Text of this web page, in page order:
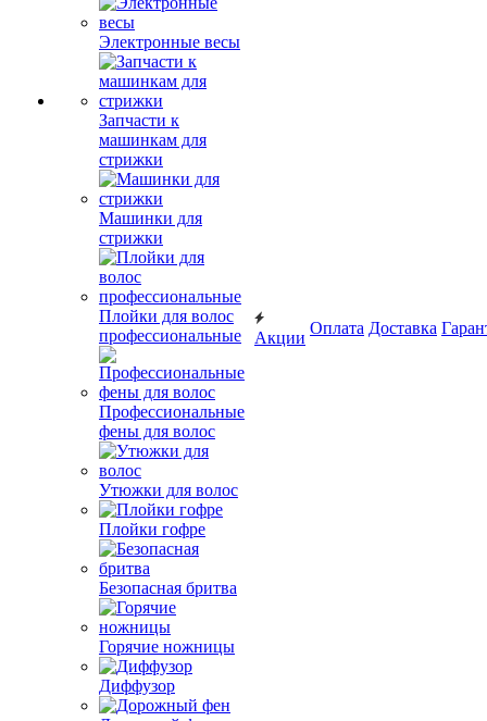
Электронные весы
Запчасти к
машинкам для
стрижки
Машинки для
стрижки
Плойки для волос
профессиональные
Профессиональные
фены для волос
Утюжки для волос
Плойки гофре
Безопасная бритва
Горячие ножницы
Диффузор
Акции
Оплата Доставка